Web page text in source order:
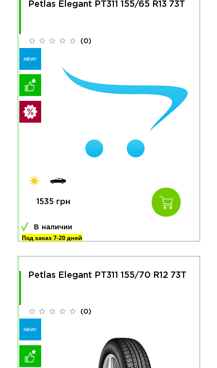
Petlas Elegant PT311 155/65 R13 73T
(0)
1535 грн
В наличии
Под заказ 7-20 дней
Petlas Elegant PT311 155/70 R12 73T
(0)